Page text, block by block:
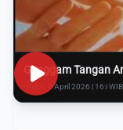
Genggam Tangan
Rabu, 8 April 2026 | 16:i WIB